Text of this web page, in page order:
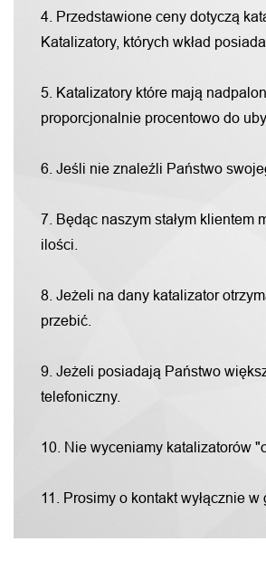
4. Przedstawione ceny dotyczą
Katalizatory, których wkład
5. Katalizatory które mają
proporcjonalnie procentowo do
6. Jeśli nie znaleźli Państwo
7. Będąc naszym stałym
ilości.
8. Jeżeli na dany katalizator
przebić.
9. Jeżeli posiadają Państwo
telefoniczny.
10. Nie wyceniamy katalizatorów
11. Prosimy o kontakt wyłącznie